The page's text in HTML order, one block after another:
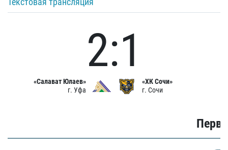
«Салават Юлаев»
г. Уфа
2:1
«ХК Сочи»
г. Сочи